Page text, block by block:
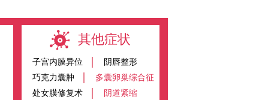
其他症状
子宫内膜异位
阴唇整形
巧克力囊肿
多囊卵巢综合征
处女膜修复术
阴道紧缩